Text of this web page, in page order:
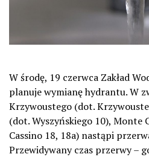
W środę, 19 czerwca Zakład
planuje wymianę hydrantu. W
Krzywoustego (dot.
(dot. Wyszyńskiego 10), Monte
Cassino 18, 18a) nastąpi
Przewidywany czas przerwy –